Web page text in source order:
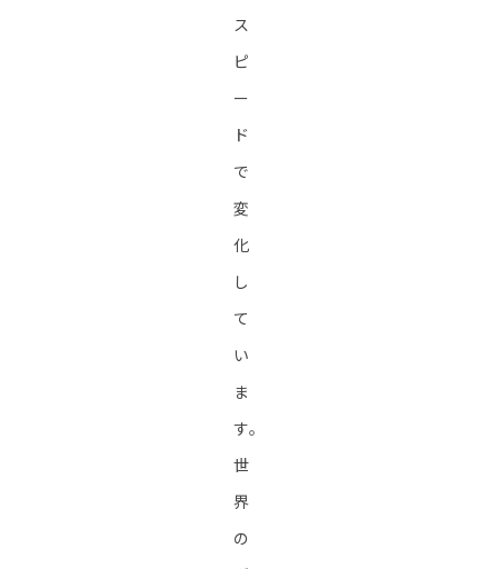
ス
ピ
ー
ド
で
変
化
し
て
い
ま
す。
世
界
の